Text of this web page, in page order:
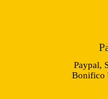
Paypal,
Bonifico